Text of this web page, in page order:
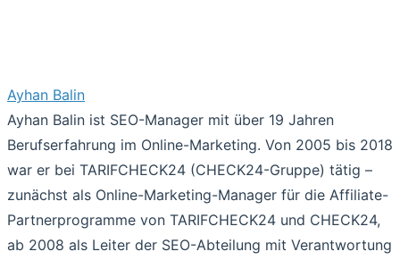
Ayhan Balin
Ayhan Balin ist SEO-Manager mit über 19 Jahren
Berufserfahrung im Online-Marketing. Von 2005 bis 2018
war er bei TARIFCHECK24 (CHECK24-Gruppe) tätig –
zunächst als Online-Marketing-Manager für die Affiliate-
Partnerprogramme von TARIFCHECK24 und CHECK24,
ab 2008 als Leiter der SEO-Abteilung mit Verantwortung